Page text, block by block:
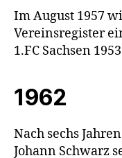
Im August 1957
Vereinsregister
1.FC Sachsen 1953
1962
Nach sechs
Johann Schwarz